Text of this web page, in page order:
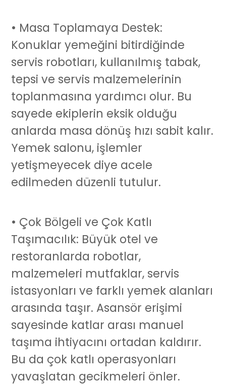
• Masa Toplamaya Destek:
Konuklar yemeğini bitirdiğinde
servis robotları, kullanılmış tabak,
tepsi ve servis malzemelerinin
toplanmasına yardımcı olur. Bu
sayede ekiplerin eksik olduğu
anlarda masa dönüş hızı sabit kalır.
Yemek salonu, işlemler
yetişmeyecek diye acele
edilmeden düzenli tutulur.
• Çok Bölgeli ve Çok Katlı
Taşımacılık: Büyük otel ve
restoranlarda robotlar,
malzemeleri mutfaklar, servis
istasyonları ve farklı yemek alanları
arasında taşır. Asansör erişimi
sayesinde katlar arası manuel
taşıma ihtiyacını ortadan kaldırır.
Bu da çok katlı operasyonları
yavaşlatan gecikmeleri önler.